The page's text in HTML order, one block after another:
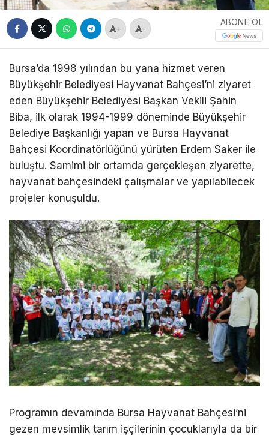
+ -
ABONE OL
Bursa’da 1998 yılından bu yana hizmet veren
Büyükşehir Belediyesi Hayvanat Bahçesi’ni ziyaret
eden Büyükşehir Belediyesi Başkan Vekili Şahin
Biba, ilk olarak 1994-1999 döneminde Büyükşehir
Belediye Başkanlığı yapan ve Bursa Hayvanat
Bahçesi Koordinatörlüğünü yürüten Erdem Saker ile
buluştu. Samimi bir ortamda gerçekleşen ziyarette,
hayvanat bahçesindeki çalışmalar ve yapılabilecek
projeler konuşuldu.
Programın devamında Bursa Hayvanat Bahçesi’ni
gezen mevsimlik tarım işçilerinin çocuklarıyla da bir